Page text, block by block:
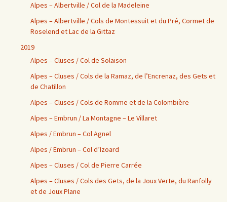
Alpes – Albertville / Col de la Madeleine
Alpes – Albertville / Cols de Montessuit et du Pré, Cormet de
Roselend et Lac de la Gittaz
2019
Alpes – Cluses / Col de Solaison
Alpes – Cluses / Cols de la Ramaz, de l’Encrenaz, des Gets et
de Chatillon
Alpes – Cluses / Cols de Romme et de la Colombière
Alpes – Embrun / La Montagne – Le Villaret
Alpes / Embrun – Col Agnel
Alpes / Embrun – Col d’Izoard
Alpes – Cluses / Col de Pierre Carrée
Alpes – Cluses / Cols des Gets, de la Joux Verte, du Ranfolly
et de Joux Plane